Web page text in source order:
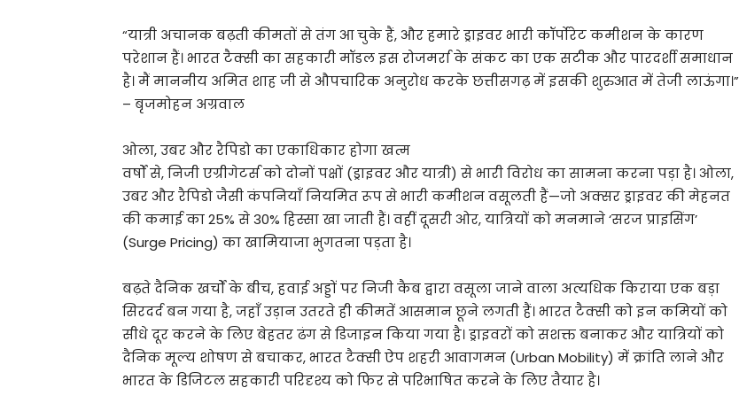
“यात्री अचानक बढ़ती कीमतों से तंग आ चुके हैं, और हमारे ड्राइवर भारी कॉर्पोरेट कमीशन के कारण
परेशान हैं। भारत टैक्सी का सहकारी मॉडल इस रोजमर्रा के संकट का एक सटीक और पारदर्शी समाधान
है। मैं माननीय अमित शाह जी से औपचारिक अनुरोध करके छत्तीसगढ़ में इसकी शुरुआत में तेजी लाऊंगा।”
– बृजमोहन अग्रवाल
ओला, उबर और रैपिडो का एकाधिकार होगा खत्म
वर्षों से, निजी एग्रीगेटर्स को दोनों पक्षों (ड्राइवर और यात्री) से भारी विरोध का सामना करना पड़ा है। ओला,
उबर और रैपिडो जैसी कंपनियाँ नियमित रूप से भारी कमीशन वसूलती हैं—जो अक्सर ड्राइवर की मेहनत
की कमाई का 25% से 30% हिस्सा खा जाती हैं। वहीं दूसरी ओर, यात्रियों को मनमाने ‘सरज प्राइसिंग’
(Surge Pricing) का खामियाजा भुगतना पड़ता है।
बढ़ते दैनिक खर्चों के बीच, हवाई अड्डों पर निजी कैब द्वारा वसूला जाने वाला अत्यधिक किराया एक बड़ा
सिरदर्द बन गया है, जहाँ उड़ान उतरते ही कीमतें आसमान छूने लगती हैं। भारत टैक्सी को इन कमियों को
सीधे दूर करने के लिए बेहतर ढंग से डिजाइन किया गया है। ड्राइवरों को सशक्त बनाकर और यात्रियों को
दैनिक मूल्य शोषण से बचाकर, भारत टैक्सी ऐप शहरी आवागमन (Urban Mobility) में क्रांति लाने और
भारत के डिजिटल सहकारी परिदृश्य को फिर से परिभाषित करने के लिए तैयार है।